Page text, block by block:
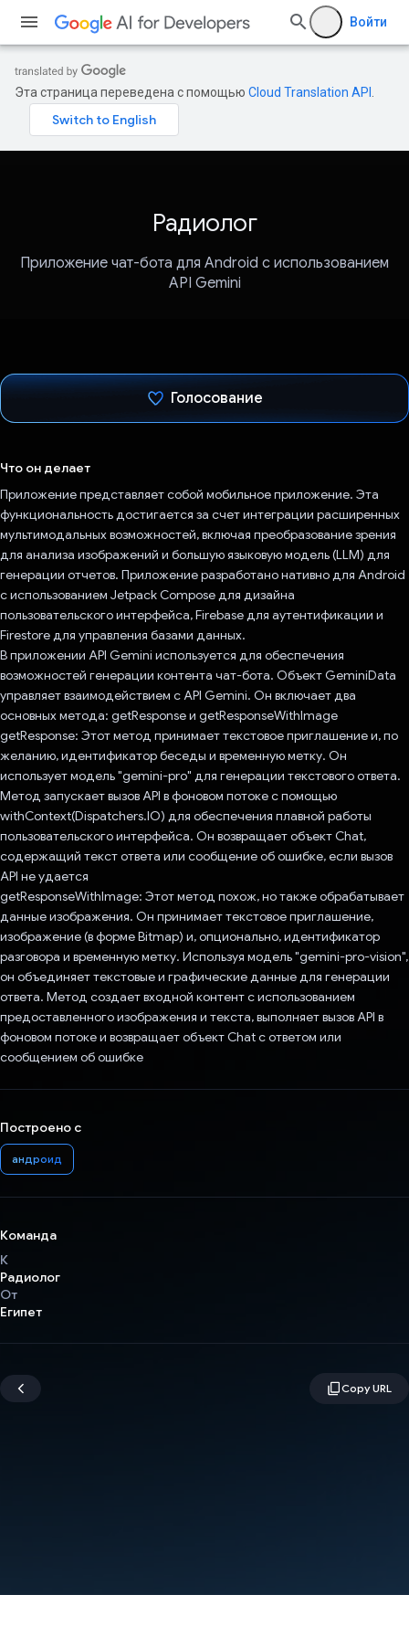
Войти
Эта страница переведена с помощью Cloud Translation API
Радиолог
Приложение чат-бота для Android с использованием
API Gemini
Голосование
Что он делает
Приложение представляет собой мобильное приложение. Эта
функциональность достигается за счет интеграции расширенных
мультимодальных возможностей, включая преобразование зрения
для анализа изображений и большую языковую модель (LLM) для
генерации отчетов. Приложение разработано нативно для Android
с использованием Jetpack Compose для дизайна
пользовательского интерфейса, Firebase для аутентификации и
Firestore для управления базами данных.
В приложении API Gemini используется для обеспечения
возможностей генерации контента чат-бота. Объект GeminiData
управляет взаимодействием с API Gemini. Он включает два
основных метода: getResponse и getResponseWithImage
getResponse: Этот метод принимает текстовое приглашение и, по
желанию, идентификатор беседы и временную метку. Он
использует модель "gemini-pro" для генерации текстового ответа.
Метод запускает вызов API в фоновом потоке с помощью
withContext(Dispatchers.IO) для обеспечения плавной работы
пользовательского интерфейса. Он возвращает объект Chat,
содержащий текст ответа или сообщение об ошибке, если вызов
API не удается
getResponseWithImage: Этот метод похож, но также обрабатывает
данные изображения. Он принимает текстовое приглашение,
изображение (в форме Bitmap) и, опционально, идентификатор
разговора и временную метку. Используя модель "gemini-pro-vision",
он объединяет текстовые и графические данные для генерации
ответа. Метод создает входной контент с использованием
предоставленного изображения и текста, выполняет вызов API в
фоновом потоке и возвращает объект Chat с ответом или
сообщением об ошибке
Построено с
андроид
Команда
К
Радиолог
От
Египет